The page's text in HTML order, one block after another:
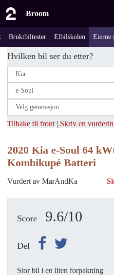
Broom
Bruktbiltester Elbilskolen Eierne
Hvilken bil ser du etter?
Tilbake til front | Skriv en
2020 Kia e-Soul 64
Kombikupé Batteri
Vurdert av MarAndKa
Score 9.6/10
Del
Stor bil i en liten forpakning